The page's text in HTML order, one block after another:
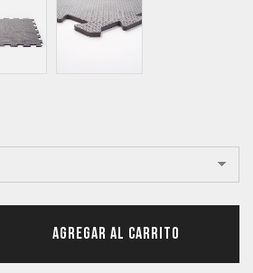
AGREGAR AL CARRITO